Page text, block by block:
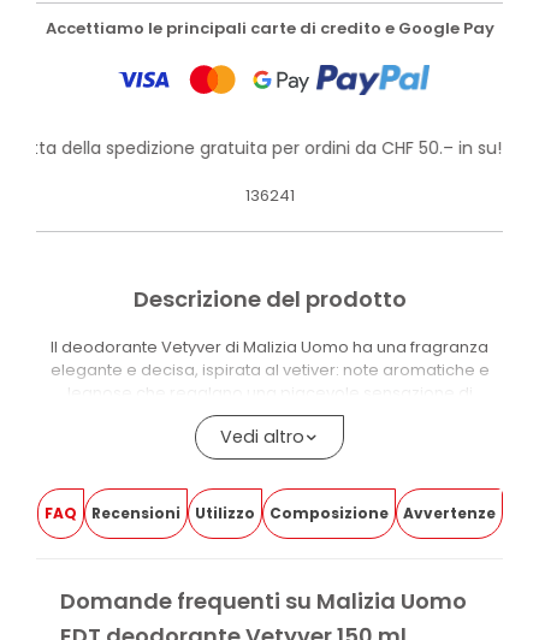
Accettiamo le principali carte di credito e Google Pay
della spedizione gratuita per ordini da CHF 50.– in su!
136241
Descrizione del prodotto
Il deodorante Vetyver di Malizia Uomo ha una fragranza
elegante e decisa, ispirata al vetiver: note aromatiche e
legnose che regalano una piacevole sensazione di
freschezza.
Il vetiver è una delle fragranze più amate e riconoscibili
origine tropicale.
BENEFICI DI MALIZIA DEODORANTE UOMO VETYVER
Fragranza distintiva della linea Malizia Uomo
Vedi altro
FAQ Recensioni Utilizzo Composizione Avvertenze
Domande frequenti su Malizia Uomo